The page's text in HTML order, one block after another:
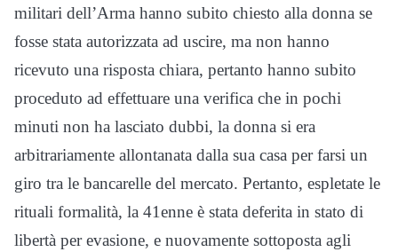
militari dell’Arma hanno subito chiesto alla donna se
fosse stata autorizzata ad uscire, ma non hanno
ricevuto una risposta chiara, pertanto hanno subito
proceduto ad effettuare una verifica che in pochi
minuti non ha lasciato dubbi, la donna si era
arbitrariamente allontanata dalla sua casa per farsi un
giro tra le bancarelle del mercato. Pertanto, espletate le
rituali formalità, la 41enne è stata deferita in stato di
libertà per evasione, e nuovamente sottoposta agli